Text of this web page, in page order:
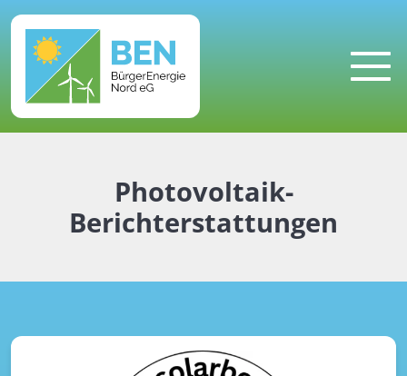
MENU
Photovoltaik-
Berichterstattungen